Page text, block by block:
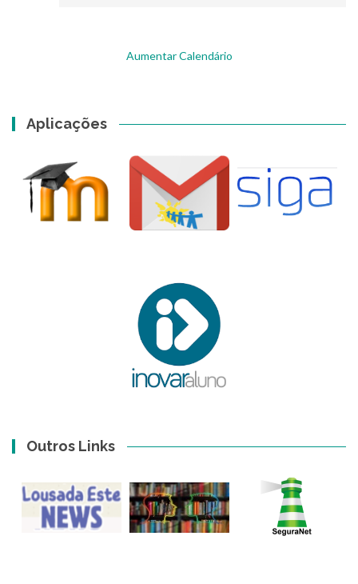
Aumentar Calendário
Aplicações
Outros Links